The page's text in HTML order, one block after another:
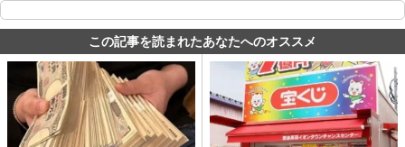
この記事を読まれたあなたへのオススメ